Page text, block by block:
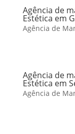
Agência de
Estética em
Agência de
Agência de
Estética em
Agência de